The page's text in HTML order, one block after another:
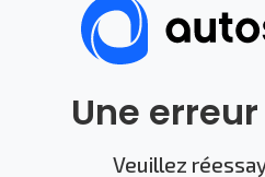
Une
Veuillez